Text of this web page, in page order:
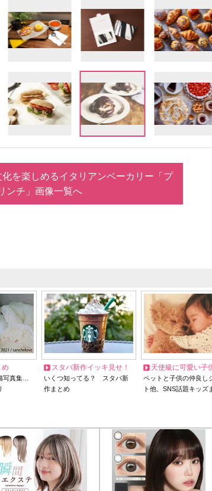
を楽しめるイタリアンベーカリー「プ
ンチ」画像一覧へ
め
写真集…
スタバ新作イッキ見せ！
いくつ知ってる？ スタバ新
作まとめ
天使級に可愛い子
ペットと子供の仲良し
ト他、SNS話題キッズ